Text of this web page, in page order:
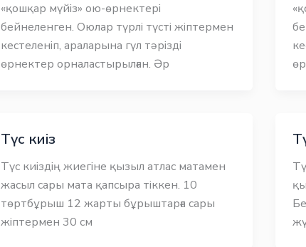
«қошқар мүйіз» ою-өрнектері
бейнеленген. Оюлар түрлі түсті жіптермен
кестеленіп, араларына гүл тәрізді
өрнектер орналастырылған. Әр
Түс киіз
Түс киіздің жиегіне қызыл атлас матамен
жасыл сары мата қапсыра тіккен. 10
төртбұрыш 12 жарты бұрыштарға сары
жіптермен 30 см